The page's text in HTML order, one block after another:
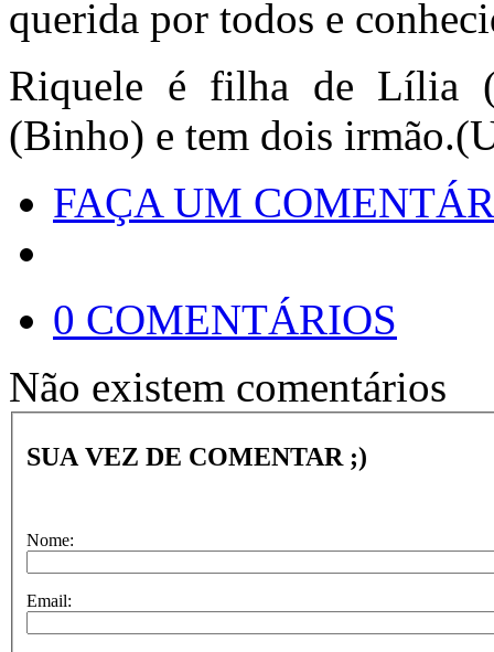
querida por todos e
Riquele é filha de Lília
(Binho) e tem dois
FAÇA UM
0 COMENTÁRIOS
Não existem comentários
SUA VEZ DE COMENTAR ;)
Nome:
Email: